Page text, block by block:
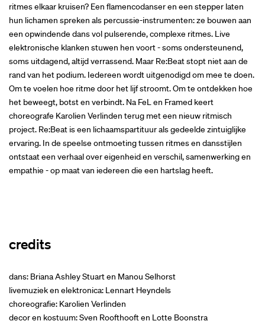
ritmes elkaar kruisen? Een flamencodanser en een stepper laten
hun lichamen spreken als percussie-instrumenten: ze bouwen aan
een opwindende dans vol pulserende, complexe ritmes. Live
elektronische klanken stuwen hen voort - soms ondersteunend,
soms uitdagend, altijd verrassend. Maar Re:Beat stopt niet aan de
rand van het podium. Iedereen wordt uitgenodigd om mee te doen.
Om te voelen hoe ritme door het lijf stroomt. Om te ontdekken hoe
het beweegt, botst en verbindt. Na FeL en Framed keert
choreografe Karolien Verlinden terug met een nieuw ritmisch
project. Re:Beat is een lichaamspartituur als gedeelde zintuiglijke
ervaring. In de speelse ontmoeting tussen ritmes en dansstijlen
ontstaat een verhaal over eigenheid en verschil, samenwerking en
empathie - op maat van iedereen die een hartslag heeft.
credits
dans: Briana Ashley Stuart en Manou Selhorst
livemuziek en elektronica: Lennart Heyndels
choreografie: Karolien Verlinden
decor en kostuum: Sven Roofthooft en Lotte Boonstra